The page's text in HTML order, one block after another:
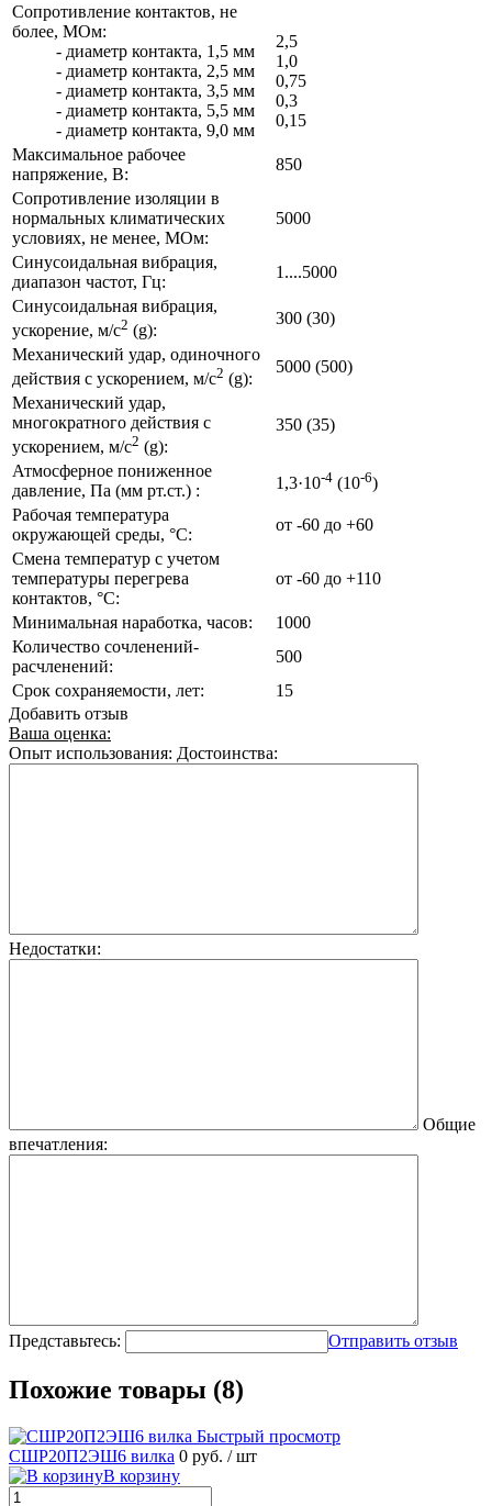
Сопротивление контактов, не
более, МОм:
- диаметр контакта, 1,5 мм
- диаметр контакта, 2,5 мм
- диаметр контакта, 3,5 мм
- диаметр контакта, 5,5 мм
- диаметр контакта, 9,0 мм
2,5
1,0
0,75
0,3
0,15
Максимальное рабочее
напряжение, В:
850
Сопротивление изоляции в
нормальных климатических
условиях, не менее, МОм:
5000
Синусоидальная вибрация,
диапазон частот, Гц:
1....5000
Синусоидальная вибрация,
ускорение, м/с2 (g):
300 (30)
Механический удар, одиночного
действия с ускорением, м/с2 (g):
5000 (500)
Механический удар,
многократного действия с
ускорением, м/с2 (g):
350 (35)
Атмосферное пониженное
давление, Па (мм рт.ст.) :
1,3·10-4 (10-6)
Рабочая температура
окружающей среды, °C:
от -60 до +60
Смена температур с учетом
температуры перегрева
контактов, °C:
от -60 до +110
Минимальная наработка, часов:
1000
Количество сочленений-
расчленений:
500
Срок сохраняемости, лет:
15
Добавить отзыв
Ваша оценка:
Опыт использования: Достоинства:
Недостатки:
Общие
впечатления:
Представьтесь: Отправить отзыв
Похожие товары (8)
Быстрый просмотр
СШР20П2ЭШ6 вилка 0 руб. / шт
В корзину